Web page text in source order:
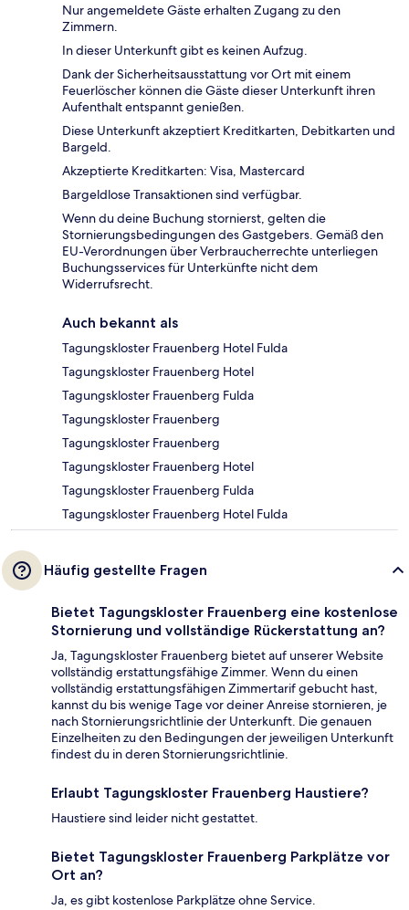
Nur angemeldete Gäste erhalten Zugang zu den
Zimmern.
In dieser Unterkunft gibt es keinen Aufzug.
Dank der Sicherheitsausstattung vor Ort mit einem
Feuerlöscher können die Gäste dieser Unterkunft ihren
Aufenthalt entspannt genießen.
Diese Unterkunft akzeptiert Kreditkarten, Debitkarten und
Bargeld.
Akzeptierte Kreditkarten: Visa, Mastercard
Bargeldlose Transaktionen sind verfügbar.
Wenn du deine Buchung stornierst, gelten die
Stornierungsbedingungen des Gastgebers. Gemäß den
EU-Verordnungen über Verbraucherrechte unterliegen
Buchungsservices für Unterkünfte nicht dem
Widerrufsrecht.
Auch bekannt als
Tagungskloster Frauenberg Hotel Fulda
Tagungskloster Frauenberg Hotel
Tagungskloster Frauenberg Fulda
Tagungskloster Frauenberg
Tagungskloster Frauenberg
Tagungskloster Frauenberg Hotel
Tagungskloster Frauenberg Fulda
Tagungskloster Frauenberg Hotel Fulda
Häufig gestellte Fragen
Bietet Tagungskloster Frauenberg eine kostenlose
Stornierung und vollständige Rückerstattung an?
Ja, Tagungskloster Frauenberg bietet auf unserer Website
vollständig erstattungsfähige Zimmer. Wenn du einen
vollständig erstattungsfähigen Zimmertarif gebucht hast,
kannst du bis wenige Tage vor deiner Anreise stornieren, je
nach Stornierungsrichtlinie der Unterkunft. Die genauen
Einzelheiten zu den Bedingungen der jeweiligen Unterkunft
findest du in deren Stornierungsrichtlinie.
Erlaubt Tagungskloster Frauenberg Haustiere?
Haustiere sind leider nicht gestattet.
Bietet Tagungskloster Frauenberg Parkplätze vor
Ort an?
Ja, es gibt kostenlose Parkplätze ohne Service.